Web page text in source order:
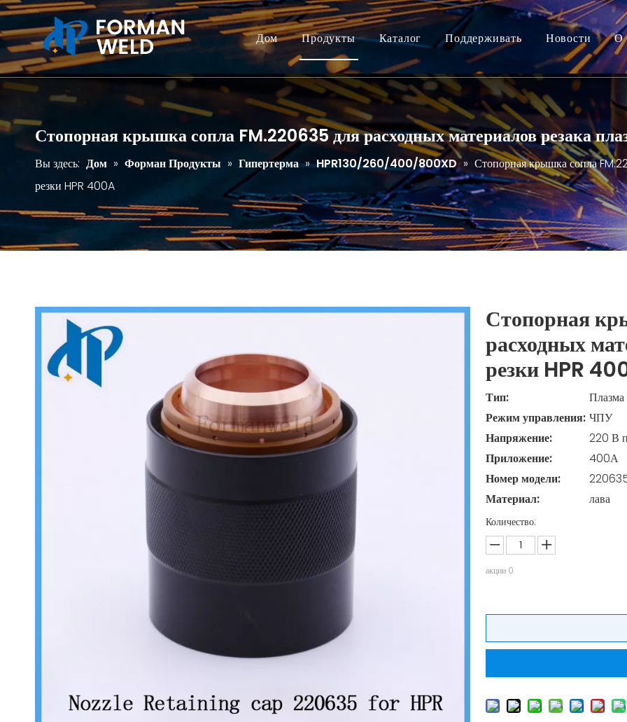
Дом Продукты Каталог Поддерживать Новости О
Стопорная крышка сопла FM.220635 для расходных материалов резака
Вы здесь: Дом » Форман Продукты » Гипертерма » HPR130/260/400/800XD » Стопорная крышка сопла
резки HPR 400A
Стопорная
расходных
резки HPR
Тип:
Плазма
Режим управления: ЧПУ
Напряжение:
220 В
Приложение:
400А
Номер модели:
Материал:
лава
Количество:
акции 0